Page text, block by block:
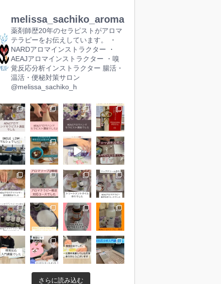
melissa_sachiko_aroma
薬剤師歴20年のセラピストがアロマ
テラピーをお伝えしています。
・
NARDアロマインストラクター ・
AEAJアロマインストラクター ・嗅
覚反応分析インストラクター 腸活・
温活・便秘対策サロン
@melissa_sachiko_h
さらに読み込む